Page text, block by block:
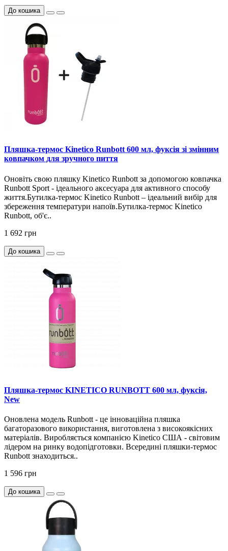
До кошика
Пляшка-термос Kinetico Runbott 600 мл, фуксія зі змінним
ковпачком для зручного пиття
Оновіть свою пляшку Kinetico Runbott за допомогою ковпачка
Runbott Sport - ідеального аксесуара для активного способу
життя.Бутилка-термос Kinetico Runbott – ідеальний вибір для
збереження температури напоїв.Бутилка-термос Kinetico
Runbott, об'є..
1 692 грн
До кошика
Пляшка-термос KINETICO RUNBOTT 600 мл, фуксія,
New
Оновлена модель Runbott - це інноваційна пляшка
багаторазового використання, виготовлена з високоякісних
матеріалів. Виробляється компанією Kinetico США - світовим
лідером на ринку водопідготовки. Всередині пляшки-термос
Runbott знаходиться..
1 596 грн
До кошика